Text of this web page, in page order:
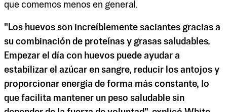
que comemos menos en general.
"Los huevos son increíblemente saciantes gracias a
su combinación de proteínas y grasas saludables.
Empezar el día con huevos puede ayudar a
estabilizar el azúcar en sangre, reducir los antojos y
proporcionar energía de forma más constante, lo
que facilita mantener un peso saludable sin